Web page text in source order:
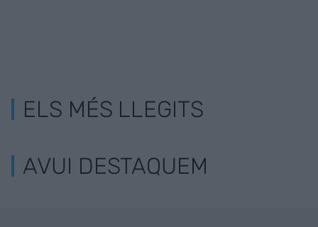
ELS MÉS LLEGITS
AVUI DESTAQUEM